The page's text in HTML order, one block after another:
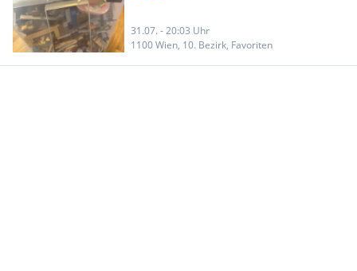
31.07. - 20:03 Uhr
1100 Wien, 10. Bezirk, Favoriten